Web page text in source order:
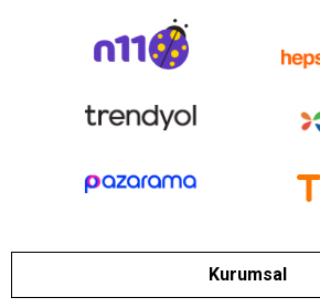
Kurumsal